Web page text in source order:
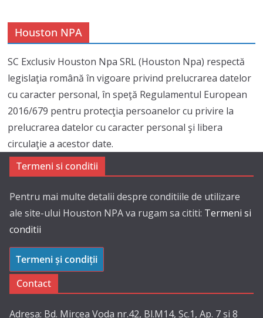
Houston NPA
SC Exclusiv Houston Npa SRL (Houston Npa) respectă
legislaţia română în vigoare privind prelucrarea datelor
cu caracter personal, în speţă Regulamentul European
2016/679 pentru protecţia persoanelor cu privire la
prelucrarea datelor cu caracter personal şi libera
circulaţie a acestor date.
Termeni si conditii
Pentru mai multe detalii despre conditiile de utilizare
ale site-ului Houston NPA va rugam sa cititi: Termeni si
conditii
Termeni și condiții
Contact
Adresa: Bd. Mircea Voda nr.42, Bl.M14, Sc.1, Ap. 7 si 8